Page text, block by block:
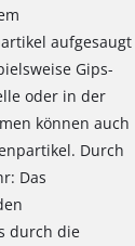
aufgesaugt
Gips-
oder in der
können auch
Durch
Das
durch die